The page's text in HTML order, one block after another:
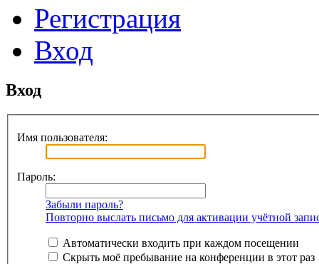
Регистрация
Вход
Вход
Имя пользователя:
Пароль:
Забыли пароль?
Повторно выслать письмо для активации учётной
Автоматически входить при каждом посещении
Скрыть моё пребывание на конференции в этот раз